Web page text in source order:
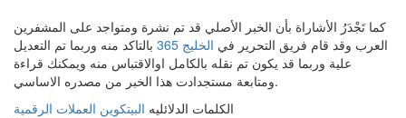
كما تَجْدَرُ الأشاراة بأن الخبر الأصلي قد تم نشرة ومتواجد على المشفرين
العرب وقد قام فريق التحرير في الخليج 365
بالتاكد منه وربما تم التعديل
علية وربما قد يكون تم نقله بالكامل اوالاقتباس منه ويمكنك قراءة
ومتابعة مستجدادت هذا الخبر من مصدره الاساسي.
الكلمات الدلائليه البيتكوين العملات الرقمية